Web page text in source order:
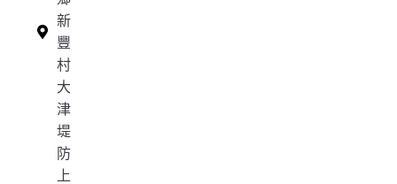
新
豐
村
大
津
堤
防
上